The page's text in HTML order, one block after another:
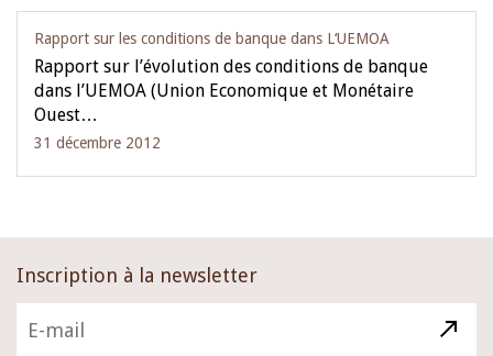
Rapport sur les conditions de banque dans L‘UEMOA
Rapport sur l’évolution des conditions de banque
dans l’UEMOA (Union Economique et Monétaire
Ouest…
31 décembre 2012
Inscription à la newsletter